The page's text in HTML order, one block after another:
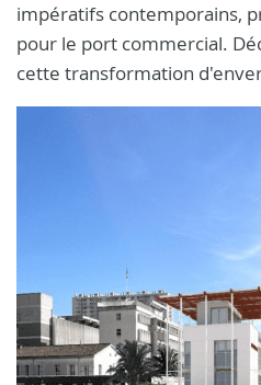
impératifs contemporains,
pour le port commercial.
cette transformation